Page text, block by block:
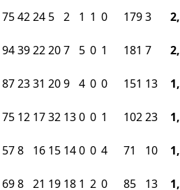
754224 5 2 1 1 0 1793
943922207 5 0 1 181 7
872331 209 4 0 0 151 13
75 12 1732 130 0 1 10223
578 16 15 140 0 4 71 10
698 21 19 18 1 2 0 85 13